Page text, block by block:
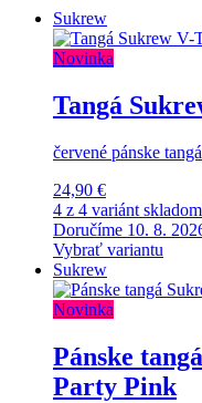
Sukrew
Novinka
Tangá
červené pánske
24,90 €
4 z 4 variánt skladom
Doručíme 10. 8.
Vybrať variantu
Sukrew
Novinka
Pánske
Party Pink